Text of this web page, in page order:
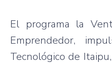
El programa la
Emprendedor,
Tecnológico de Itaipu,